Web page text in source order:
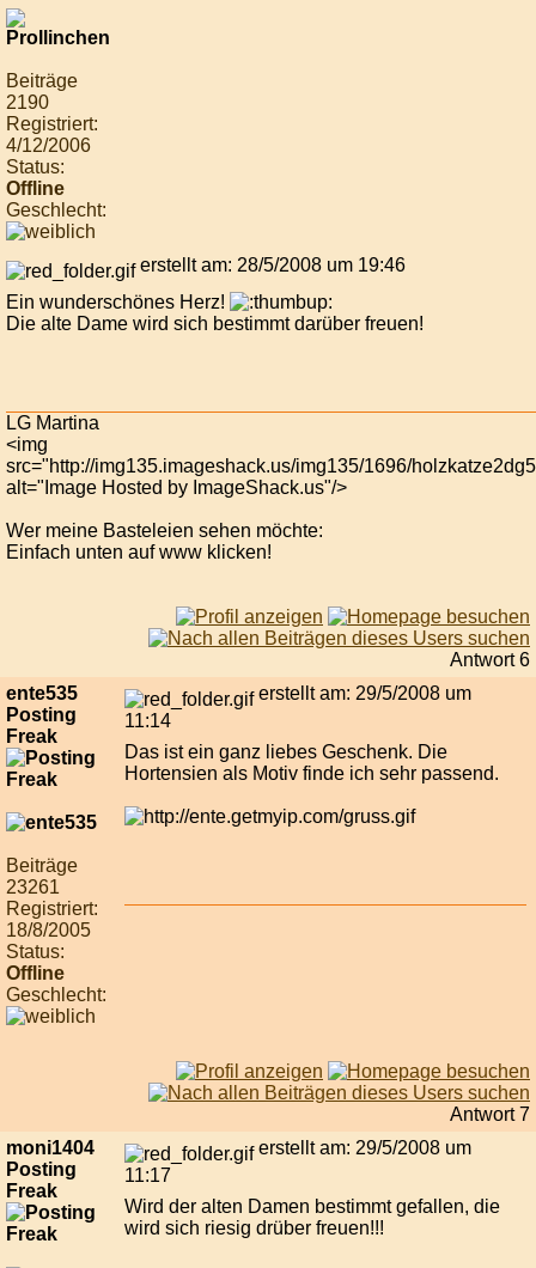
Beiträge
2190
Registriert:
4/12/2006
Status:
Offline
Geschlecht:
erstellt am: 28/5/2008 um 19:46
Ein wunderschönes Herz!
Die alte Dame wird sich bestimmt darüber freuen!
LG Martina
<img
src="http://img135.imageshack.us/img135/1696/
alt="Image Hosted by ImageShack.us"/>
Wer meine Basteleien sehen möchte:
Einfach unten auf www klicken!
Antwort 6
ente535
Posting
Freak
Beiträge
23261
Registriert:
18/8/2005
Status:
Offline
Geschlecht:
erstellt am: 29/5/2008 um
11:14
Das ist ein ganz liebes Geschenk. Die
Hortensien als Motiv finde ich sehr passend.
Antwort 7
moni1404
Posting
Freak
erstellt am: 29/5/2008 um
11:17
Wird der alten Damen bestimmt gefallen, die
wird sich riesig drüber freuen!!!